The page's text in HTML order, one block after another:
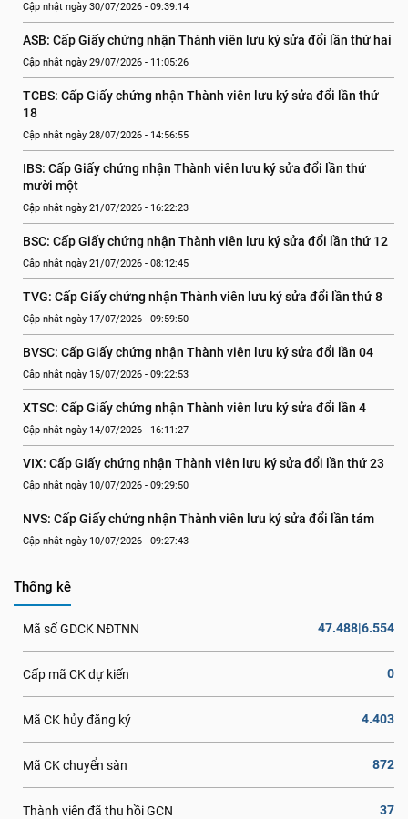
Cập nhật ngày 30/07/2026 - 09:39:14
ASB: Cấp Giấy chứng nhận Thành viên lưu ký sửa đổi lần thứ hai
Cập nhật ngày 29/07/2026 - 11:05:26
TCBS: Cấp Giấy chứng nhận Thành viên lưu ký sửa đổi lần thứ
18
Cập nhật ngày 28/07/2026 - 14:56:55
IBS: Cấp Giấy chứng nhận Thành viên lưu ký sửa đổi lần thứ
mười một
Cập nhật ngày 21/07/2026 - 16:22:23
BSC: Cấp Giấy chứng nhận Thành viên lưu ký sửa đổi lần thứ 12
Cập nhật ngày 21/07/2026 - 08:12:45
TVG: Cấp Giấy chứng nhận Thành viên lưu ký sửa đổi lần thứ 8
Cập nhật ngày 17/07/2026 - 09:59:50
BVSC: Cấp Giấy chứng nhận Thành viên lưu ký sửa đổi lần 04
Cập nhật ngày 15/07/2026 - 09:22:53
XTSC: Cấp Giấy chứng nhận Thành viên lưu ký sửa đổi lần 4
Cập nhật ngày 14/07/2026 - 16:11:27
VIX: Cấp Giấy chứng nhận Thành viên lưu ký sửa đổi lần thứ 23
Cập nhật ngày 10/07/2026 - 09:29:50
NVS: Cấp Giấy chứng nhận Thành viên lưu ký sửa đổi lần tám
Cập nhật ngày 10/07/2026 - 09:27:43
Thống kê
Mã số GDCK NĐTNN 47.488|6.554
Cấp mã CK dự kiến 0
Mã CK hủy đăng ký 4.403
Mã CK chuyển sàn 872
Thành viên đã thu hồi GCN 37